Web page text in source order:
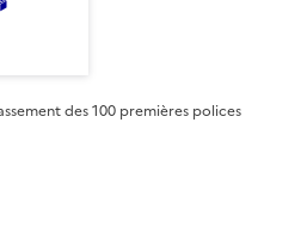
des 100 premières polices